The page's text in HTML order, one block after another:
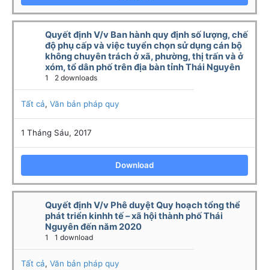
Quyết định V/v Ban hành quy định số lượng, chế
độ phụ cấp và việc tuyển chọn sử dụng cán bộ
không chuyên trách ở xã, phường, thị trấn và ở
xóm, tổ dân phố trên địa bàn tỉnh Thái Nguyên
1 2 downloads
Tất cả, Văn bản pháp quy
1 Tháng Sáu, 2017
Download
Quyết định V/v Phê duyệt Quy hoạch tổng thể
phát triển kinhh tế – xã hội thành phố Thái
Nguyên đến năm 2020
1 1 download
Tất cả, Văn bản pháp quy